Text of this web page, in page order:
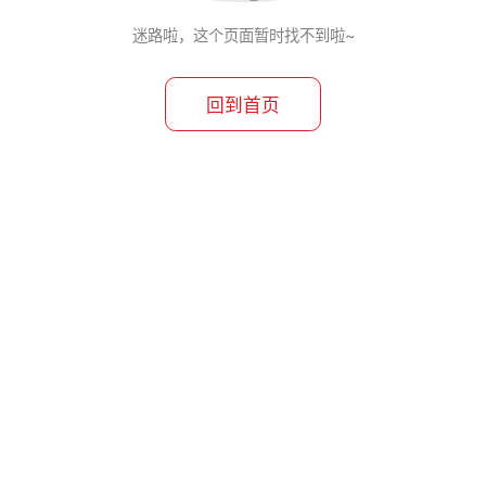
迷路啦，这个页面暂时找不到啦~
回到首页